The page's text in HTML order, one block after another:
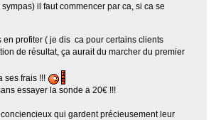
il faut commencer par ca, si ca se
en profiter ( je dis ca pour certains clients
de résultat, ça aurait du marcher du premier
ses frais !!!
essayer la sonde a 20€ !!!
qui gardent précieusement leur